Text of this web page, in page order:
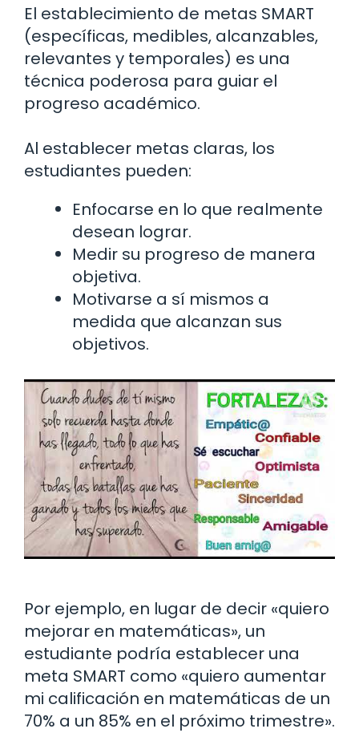
El establecimiento de metas SMART
(específicas, medibles, alcanzables,
relevantes y temporales) es una
técnica poderosa para guiar el
progreso académico.
Al establecer metas claras, los
estudiantes pueden:
Enfocarse en lo que realmente
desean lograr.
Medir su progreso de manera
objetiva.
Motivarse a sí mismos a
medida que alcanzan sus
objetivos.
Por ejemplo, en lugar de decir «quiero
mejorar en matemáticas», un
estudiante podría establecer una
meta SMART como «quiero aumentar
mi calificación en matemáticas de un
70% a un 85% en el próximo trimestre».